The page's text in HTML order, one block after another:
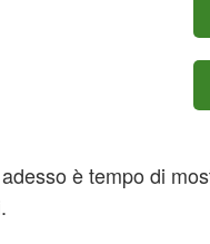
buon momento
è tempo di